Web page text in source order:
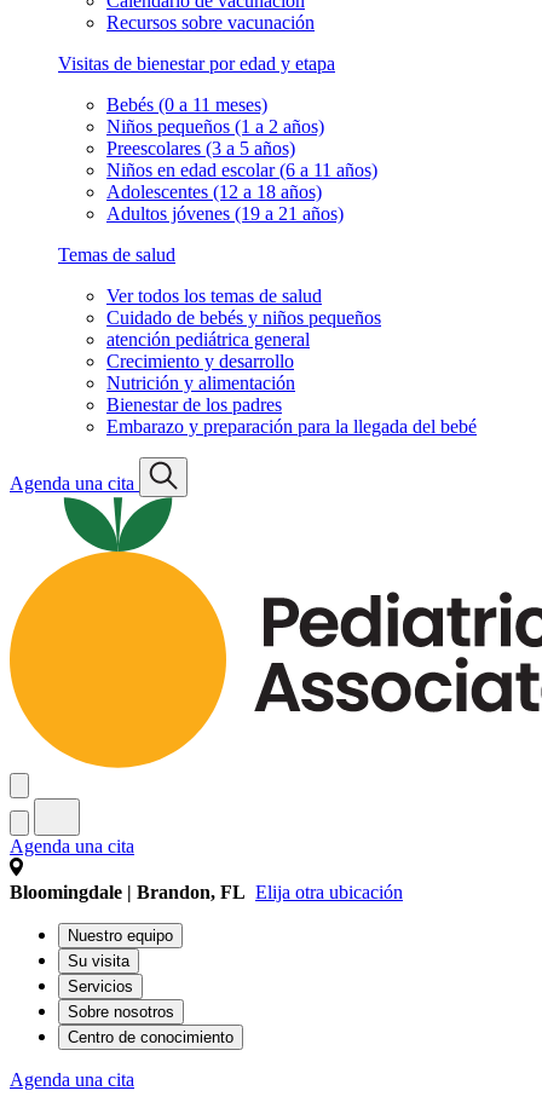
Recursos sobre vacunación
Visitas de bienestar por edad y etapa
Bebés (0 a 11 meses)
Niños pequeños (1 a 2 años)
Preescolares (3 a 5 años)
Niños en edad escolar (6 a 11 años)
Adolescentes (12 a 18 años)
Adultos jóvenes (19 a 21 años)
Temas de salud
Ver todos los temas de salud
Cuidado de bebés y niños pequeños
atención pediátrica general
Crecimiento y desarrollo
Nutrición y alimentación
Bienestar de los padres
Embarazo y preparación para la llegada del bebé
Agenda una cita
Agenda una cita
Bloomingdale | Brandon, FL Elija otra ubicación
Nuestro equipo
Su visita
Servicios
Sobre nosotros
Centro de conocimiento
Agenda una cita